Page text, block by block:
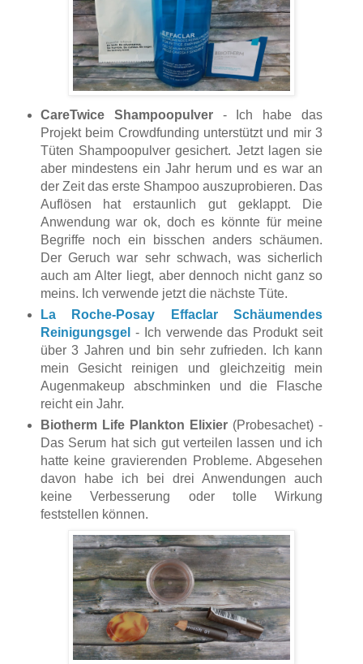
CareTwice Shampoopulver- Ich habe das
Projekt beim Crowdfunding unterstützt und mir 3
Tüten Shampoopulver gesichert. Jetzt lagen sie
aber mindestens ein Jahr herum und es war an
der Zeit das erste Shampoo auszuprobieren. Das
Auflösen hat erstaunlich gut geklappt. Die
Anwendung war ok, doch es könnte für meine
Begriffe noch ein bisschen anders schäumen.
Der Geruch war sehr schwach, was sicherlich
auch am Alter liegt, aber dennoch nicht ganz so
meins. Ich verwende jetzt die nächste Tüte.
La Roche-Posay Effaclar Schäumendes
Reinigungsgel - Ich verwende das Produkt seit
über 3 Jahren und bin sehr zufrieden. Ich kann
mein Gesicht reinigen und gleichzeitig mein
Augenmakeup abschminken und die Flasche
reicht ein Jahr.
Biotherm Life Plankton Elixier (Probesachet) -
Das Serum hat sich gut verteilen lassen und ich
hatte keine gravierenden Probleme. Abgesehen
davon habe ich bei drei Anwendungen auch
keine Verbesserung oder tolle Wirkung
feststellen können.